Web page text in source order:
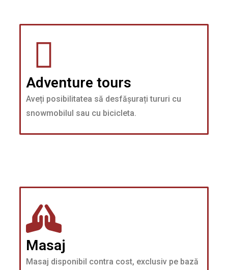
Adventure tours
Aveți posibilitatea să desfășurați tururi cu
snowmobilul sau cu bicicleta.
Masaj
Masaj disponibil contra cost, exclusiv pe bază